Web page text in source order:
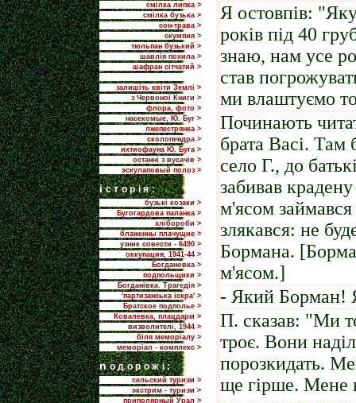
смілка липка >
смілка бузька >
сон-трава >
скумпия >
тюльпан бузький >
шавлія похила >
шафран сітчатий >
залишіть квіти Землі >
з Червоної Книги >
флора, фото >
насекомые, Ю. Буг >
лжепестрянка >
сколопендра >
ихтиофауна Ю. Буга >
останні з вусачів >
эскулаповый полоз >
iсторія:
бузькі козаки >
Бугогардова паланка >
хлібороби >
блаженны плачущие >
узник совести - 6490 >
оккупация, 1941-44 >
Богдановка >
подпольщики >
Богданівка. Трагедія >
'партизанська іскра' >
Братское подполье >
Ковалевка, плацдарм >
визволителі, 1944 >
біля меморіалу >
меморіал - комплекс >
nодорожі:
сельский туризм >
экстрим - туризм >
приполярный Урал >
Я остовпів:
років під 40
знаю, нам усе
став
ми влаштуємо
Починають
брата Васі. Там
село Г., до
забивав
м'ясом
злякався: не
Бормана.
м'ясом.]
- Який Борман!
П. сказав: "Ми
троє. Вони
порозкидать.
ще гірше. Мене